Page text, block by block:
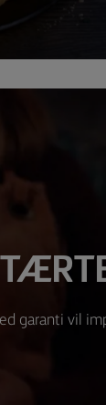
garanti vil